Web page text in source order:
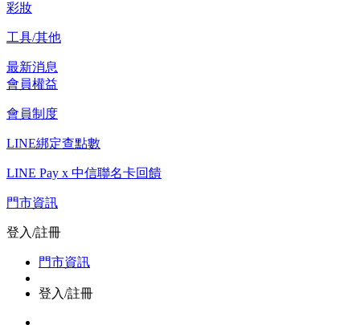
彩妝
工具/其他
最新消息
會員權益
會員制度
LINE綁定查點數
LINE Pay x 中信聯名卡回饋
門市資訊
登入/註冊
門市資訊
登入/註冊